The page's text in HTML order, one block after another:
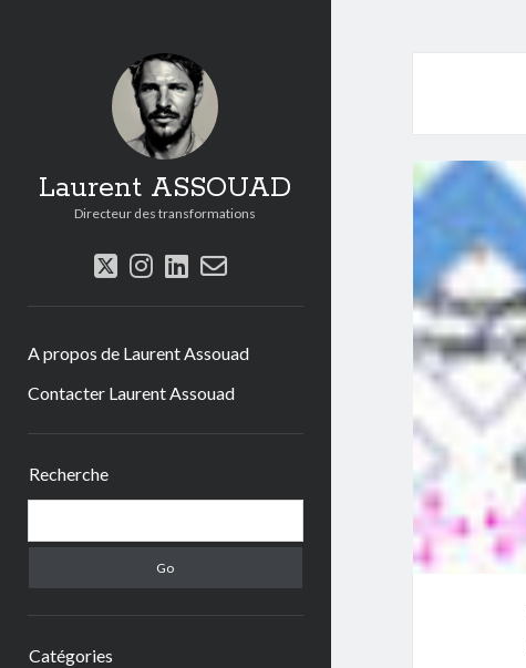
Laurent ASSOUAD
Directeur des transformations
twitter
instagram
linkedin
email-
A propos de Laurent Assouad
Contacter Laurent Assouad
Recherche
Catégories